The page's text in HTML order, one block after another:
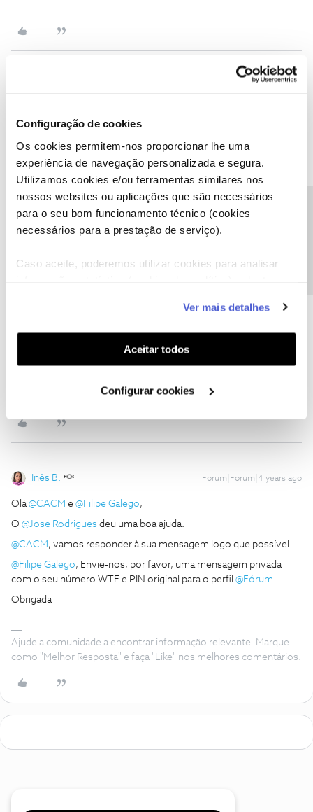
Configuração de cookies
Os cookies permitem-nos proporcionar lhe uma
experiência de navegação personalizada e segura.
Utilizamos cookies e/ou ferramentas similares nos
nossos websites ou aplicações que são necessários
para o seu bom funcionamento técnico (cookies
necessários para a prestação de serviço).
Caso aceite, poderemos utilizar cookies para analisar
funcionalidades (cookies de personalização e
funcionalidade) e adaptar anúncios aos seus interesses
(cookies de publicidade personalizada). Pode gerir a
utilização dos cookies clicando em "Configurar
Ver mais detalhes
Aceitar todos
Configurar cookies
Boa tarde,
Há algum mail específico ou algum link para enviar mensagens
Obrigado!
Boa tarde, clique aqui:@Fórume escolha a opção Enviar
Inês B. Forum|Forum|4 years ago
Olá@CACM e @Filipe Galego,
O @Jose Rodrigues deu uma boa ajuda.
@CACM , vamos responder à sua mensagem logo que possível.
@Filipe Galego, Envie-nos, por favor, uma mensagem privada
com o seu número WTF e PIN original para o perfil @Fórum.
Obrigada
Ajude a comunidade a encontrar informação relevante. Marque
como "Melhor Resposta" e faça "Like" nos melhores comentários.